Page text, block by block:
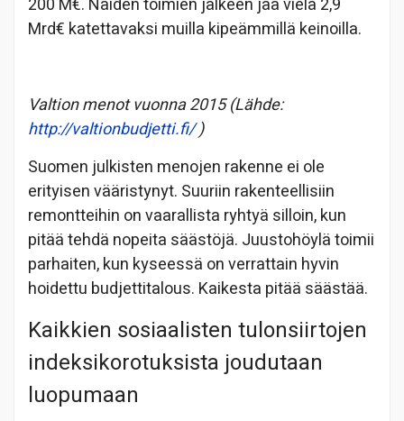
200 M€. Näiden toimien jälkeen jää vielä 2,9
Mrd€ katettavaksi muilla kipeämmillä keinoilla.
Valtion menot vuonna 2015 (Lähde:
http://valtionbudjetti.fi/)
Suomen julkisten menojen rakenne ei ole
erityisen vääristynyt. Suuriin rakenteellisiin
remontteihin on vaarallista ryhtyä silloin, kun
pitää tehdä nopeita säästöjä. Juustohöylä toimii
parhaiten, kun kyseessä on verrattain hyvin
hoidettu budjettitalous. Kaikesta pitää säästää.
Kaikkien sosiaalisten tulonsiirtojen
indeksikorotuksista joudutaan
luopumaan